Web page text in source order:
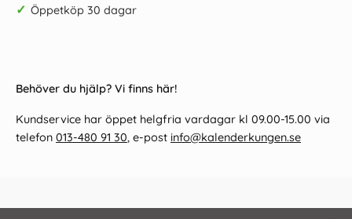
✓ Öppetköp 30 dagar
Behöver du hjälp? Vi finns här!
Kundservice har öppet helgfria vardagar kl 09.00-15.00 via
telefon 013-480 91 30, e-post info@kalenderkungen.se